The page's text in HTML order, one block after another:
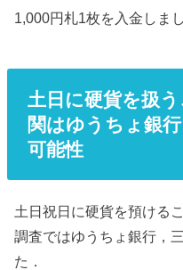
1,000円札1枚を入金しま
土日に硬貨を扱
関はゆうちょ銀
可能性
土日祝日に硬貨を預ける
調査ではゆうちょ銀行，
た．